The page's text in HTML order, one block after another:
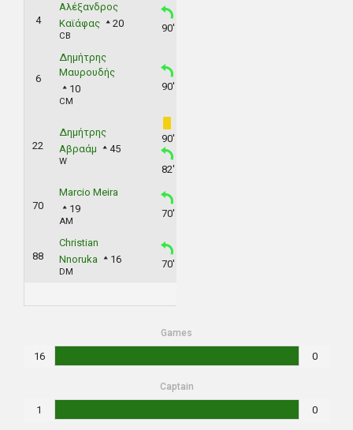
4
Αλέξανδρος
Καϊάφας
20
CB
90'
6
Δημήτρης
Μαυρουδής
10
CM
90'
22
Δημήτρης
Αβραάμ
45
W
90'
82'
70
Marcio Meira
19
AM
70'
88
Christian
Nnoruka
16
DM
70'
Games
16 0
Captain
1 0